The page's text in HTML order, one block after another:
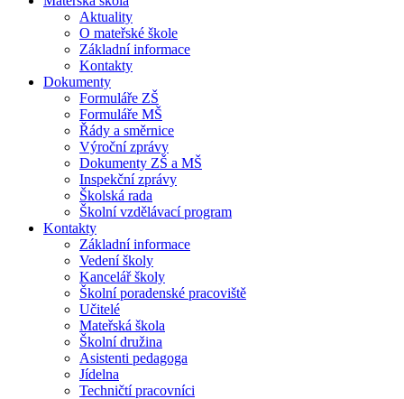
Aktuality
O mateřské škole
Základní informace
Kontakty
Dokumenty
Formuláře ZŠ
Formuláře MŠ
Řády a směrnice
Výroční zprávy
Dokumenty ZŠ a MŠ
Inspekční zprávy
Školská rada
Školní vzdělávací program
Kontakty
Základní informace
Vedení školy
Kancelář školy
Školní poradenské pracoviště
Učitelé
Mateřská škola
Školní družina
Asistenti pedagoga
Jídelna
Techničtí pracovníci